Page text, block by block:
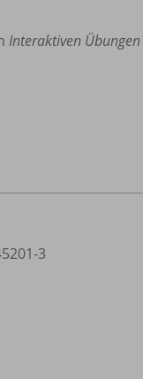
Interaktiven Übungen
3